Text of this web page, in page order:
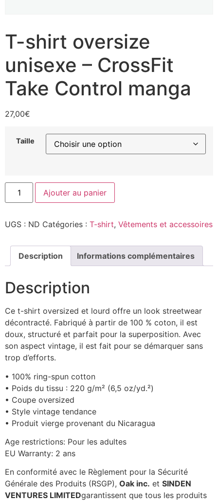
T-shirt oversize
unisexe – CrossFit
Take Control manga
27,00€
Taille
Ajouter au panier
UGS : ND Catégories : T-shirt, Vêtements et accessoires
Description Informations complémentaires
Description
Ce t-shirt oversized et lourd offre un look streetwear
décontracté. Fabriqué à partir de 100 % coton, il est
doux, structuré et parfait pour la superposition. Avec
son aspect vintage, il est fait pour se démarquer sans
trop d’efforts.
• 100% ring-spun cotton
• Poids du tissu : 220 g/m² (6,5 oz/yd.²)
• Coupe oversized
• Style vintage tendance
• Produit vierge provenant du Nicaragua
Age restrictions: Pour les adultes
EU Warranty: 2 ans
En conformité avec le Règlement pour la Sécurité
Générale des Produits (RSGP), Oak inc. et SINDEN
VENTURES LIMITEDgarantissent que tous les produits